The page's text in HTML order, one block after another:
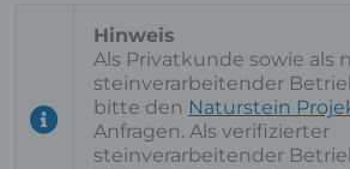
Als Privatkunde sowie als
steinverarbeitender
bitte den Naturstein
Anfragen. Als verifizierter
steinverarbeitender